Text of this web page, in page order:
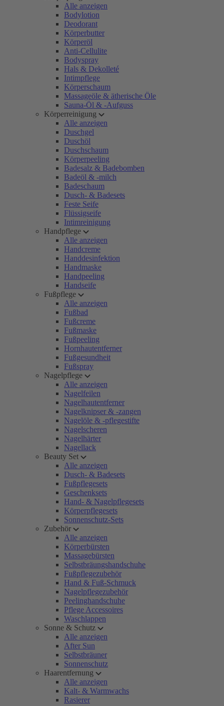
Alle anzeigen
Bodylotion
Deodorant
Körperbutter
Körperöl
Anti-Cellulite
Bodyspray
Hals & Dekolleté
Intimpflege
Körperschaum
Massageöle & ätherische Öle
Sauna-Öl & -Aufguss
Körperreinigung
Alle anzeigen
Duschgel
Duschöl
Duschschaum
Körperpeeling
Badesalz & Badebomben
Badeöl & -milch
Badeschaum
Dusch- & Badesets
Feste Seife
Flüssigseife
Intimreinigung
Handpflege
Alle anzeigen
Handcreme
Handdesinfektion
Handmaske
Handpeeling
Handseife
Fußpflege
Alle anzeigen
Fußbad
Fußcreme
Fußmaske
Fußpeeling
Hornhautentferner
Fußgesundheit
Fußspray
Nagelpflege
Alle anzeigen
Nagelfeilen
Nagelhautentferner
Nagelknipser & -zangen
Nagelöle & -pflegestifte
Nagelscheren
Nagelhärter
Nagellack
Beauty Set
Alle anzeigen
Dusch- & Badesets
Fußpflegesets
Geschenksets
Hand- & Nagelpflegesets
Körperpflegesets
Sonnenschutz-Sets
Zubehör
Alle anzeigen
Körperbürsten
Massagebürsten
Selbstbräungshandschuhe
Fußpflegezubehör
Hand & Fuß-Schmuck
Nagelpflegezubehör
Peelinghandschuhe
Pflege Accessoires
Waschlappen
Sonne & Schutz
Alle anzeigen
After Sun
Selbstbräuner
Sonnenschutz
Haarentfernung
Alle anzeigen
Kalt- & Warmwachs
Rasierer